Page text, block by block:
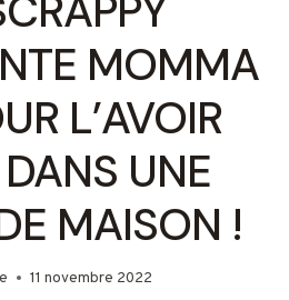
MOMMA
L’AVOIR
UNE
MAISON !
11 novembre 2022